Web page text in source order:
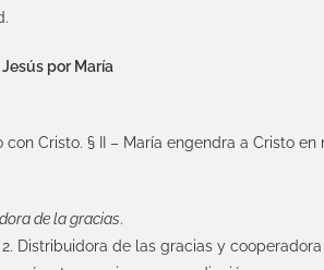
Jesús por María
con Cristo. § II – María engendra a Cristo
de la gracias.
Distribuidora de las gracias y